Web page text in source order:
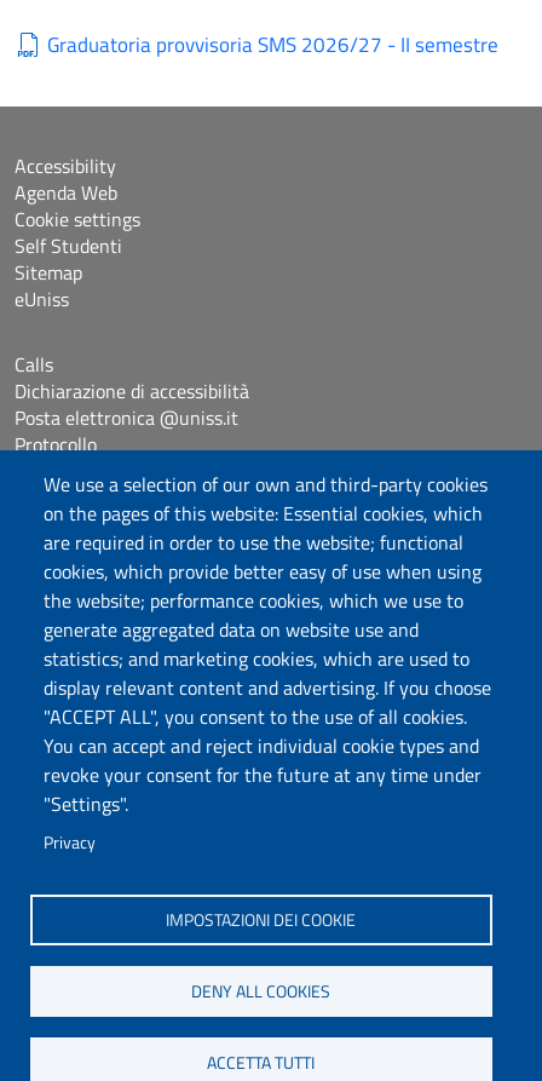
We use a selection of our own and third-party cookies
on the pages of this website: Essential cookies, which
are required in order to use the website; functional
cookies, which provide better easy of use when using
the website; performance cookies, which we use to
generate aggregated data on website use and
statistics; and marketing cookies, which are used to
display relevant content and advertising. If you choose
"ACCEPT ALL", you consent to the use of all cookies.
You can accept and reject individual cookie types and
revoke your consent for the future at any time under
"Settings".
Privacy
IMPOSTAZIONI DEI COOKIE
DENY ALL COOKIES
ACCETTA TUTTI
Graduatoria provvisoria SMS 2026/27 - II semestre
Università degli Studi di Sassari
Dipartimento di Giurisprudenza
Viale Mancini 5, 07100 Sassari
Fax: +39 079 228941
Contatti telefonici
PEC: dip.giurisprudenza@pec.uniss.it
www.uniss.it
Accessibility
Agenda Web
Cookie settings
Self Studenti
Sitemap
eUniss
Calls
Dichiarazione di accessibilità
Posta elettronica @uniss.it
Protocollo
Follow us